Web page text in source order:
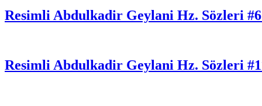
Resimli Abdulkadir Geylani Hz. Sözleri
Resimli Abdulkadir Geylani Hz. Sözleri